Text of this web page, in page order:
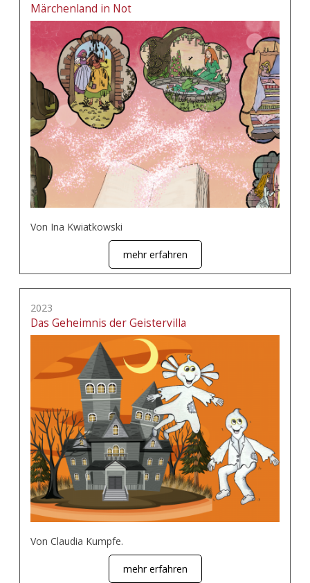
Märchenland in Not
Von Ina Kwiatkowski
mehr erfahren
2023
Das Geheimnis der Geistervilla
Von Claudia Kumpfe.
mehr erfahren